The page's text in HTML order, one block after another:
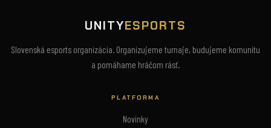
UNITYESPORTS
Slovenská esports organizácia. Organizujeme turnaje, budujeme komunitu
a pomáhame hráčom rásť.
PLATFORMA
Novinky